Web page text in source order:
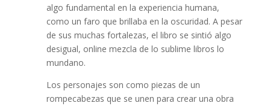
algo fundamental en la experiencia humana,
como un faro que brillaba en la oscuridad. A pesar
de sus muchas fortalezas, el libro se sintió algo
desigual, online mezcla de lo sublime libros lo
mundano.
Los personajes son como piezas de un
rompecabezas que se unen para crear una obra